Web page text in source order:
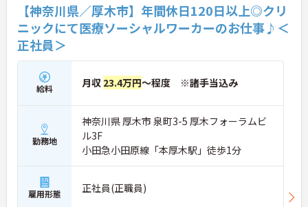
【神奈川県／厚木市】年間休日120日以上◎クリ
ニックにて医療ソーシャルワーカーのお仕事♪＜
正社員＞
給料 月収 23.4万円～程度 ※諸手当込み
勤務地
神奈川県 厚木市 泉町3-5 厚木フォーラムビ
ル3F
小田急小田原線「本厚木駅」徒歩1分
雇用形態 正社員(正職員)